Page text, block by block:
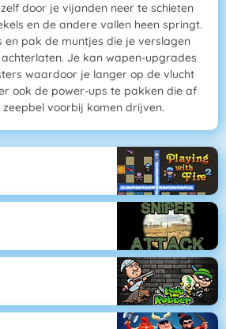
door je vijanden neer te schieten
en de andere vallen heen springt.
en pak de muntjes die je verslagen
Je kan wapen-upgrades
waardoor je langer op de vlucht
ook de power-ups te pakken die af
zeepbel voorbij komen drijven.